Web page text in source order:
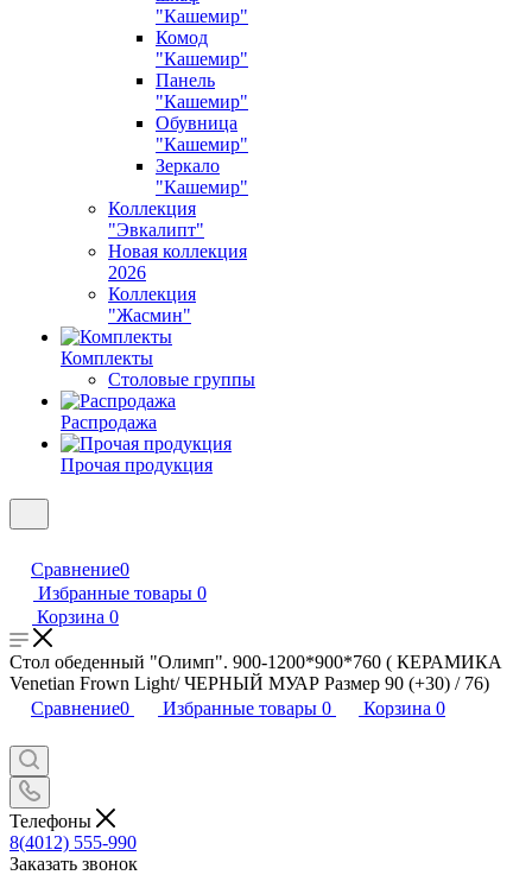
"Кашемир"
Комод
"Кашемир"
Панель
"Кашемир"
Обувница
"Кашемир"
Зеркало
"Кашемир"
Коллекция
"Эвкалипт"
Новая коллекция
2026
Коллекция
"Жасмин"
Комплекты
Столовые группы
Распродажа
Прочая продукция
Сравнение0
Избранные товары 0
Корзина 0
Стол обеденный "Олимп". 900-1200*900*760 ( КЕРАМИКА
Venetian Frown Light/ ЧЕРНЫЙ МУАР Размер 90 (+30) / 76)
Сравнение0 Избранные товары 0 Корзина 0
Телефоны
8(4012) 555-990
Заказать звонок